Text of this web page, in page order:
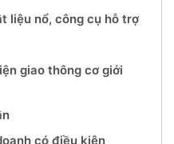
liệu nổ, công cụ hỗ trợ
giao thông cơ giới
có điều kiện